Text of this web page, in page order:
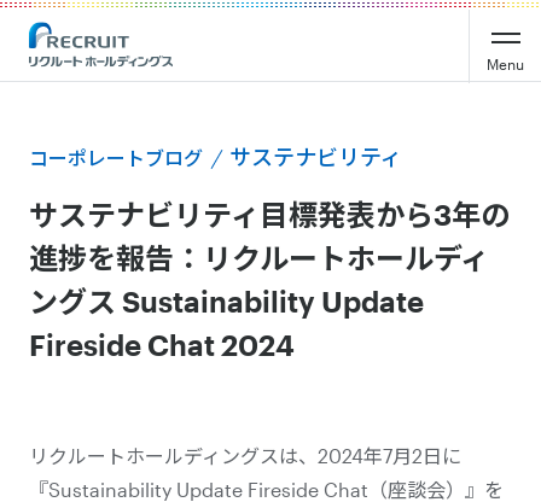
Menu
コーポレートブログ サステナビリティ
サステナビリティ目標発表から3年の
進捗を報告：リクルートホールディ
ングス Sustainability Update
Fireside Chat 2024
リクルートホールディングスは、2024年7月2日に
『Sustainability Update Fireside Chat（座談会）』を